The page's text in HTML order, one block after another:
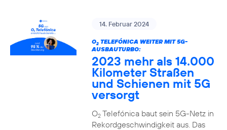
14. Februar 2024
O2TELEFÓNICA WEITER MIT 5G-
AUSBAUTURBO:
2023 mehr als 14.000
Kilometer Straßen
und Schienen mit 5G
versorgt
O2Telefónica baut sein 5G-Netz in
Rekordgeschwindigkeit aus. Das